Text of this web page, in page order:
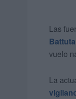
Las
vuelo
La